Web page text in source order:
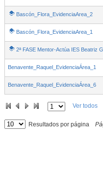
Bascón_Flora_EvidenciaArea_2
Bascón_Flora_EvidenciaArea_1
2ª FASE Mentor-Actúa IES Beatriz
Benavente_Raquel_EvidenciaÁrea_1
Benavente_Raquel_EvidenciaÁrea_6
Ver todos
Resultados por página